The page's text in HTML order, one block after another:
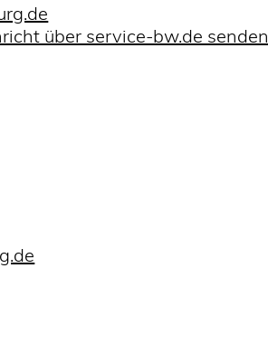
über service-bw.de senden